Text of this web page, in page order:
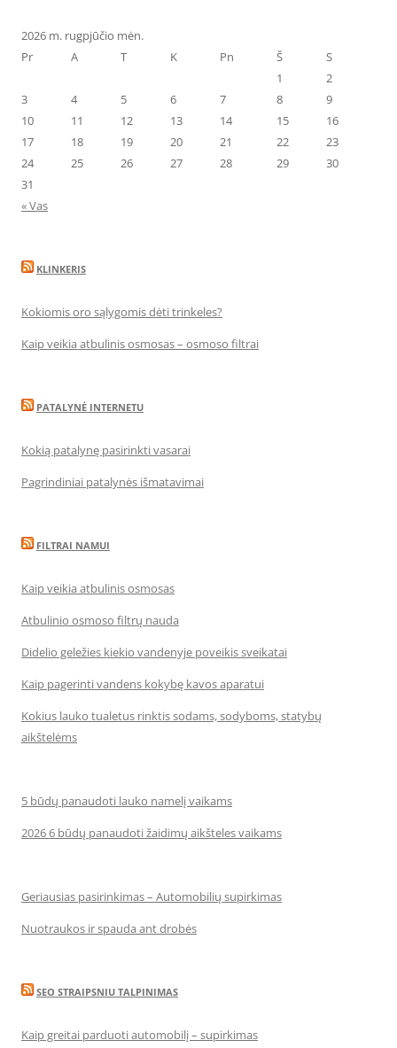
2026 m. rugpjūčio mėn.
Pr
A T K Pn Š
S
1
2
3
4 5 6 7 8
9
10
11 12 13 14 15
16
17
18 19 20 21 22
23
24
25 26 27 28 29
30
31
« Vas
KLINKERIS
Kokiomis oro sąlygomis dėti trinkeles?
Kaip veikia atbulinis osmosas – osmoso filtrai
PATALYNĖ INTERNETU
Kokią patalynę pasirinkti vasarai
Pagrindiniai patalynės išmatavimai
FILTRAI NAMUI
Kaip veikia atbulinis osmosas
Atbulinio osmoso filtrų nauda
Didelio geležies kiekio vandenyje poveikis sveikatai
Kaip pagerinti vandens kokybę kavos aparatui
Kokius lauko tualetus rinktis sodams, sodyboms, statybų
aikštelėms
5 būdų panaudoti lauko namelį vaikams
2026 6 būdų panaudoti žaidimų aikšteles vaikams
Geriausias pasirinkimas – Automobilių supirkimas
Nuotraukos ir spauda ant drobės
SEO STRAIPSNIU TALPINIMAS
Kaip greitai parduoti automobilį – supirkimas